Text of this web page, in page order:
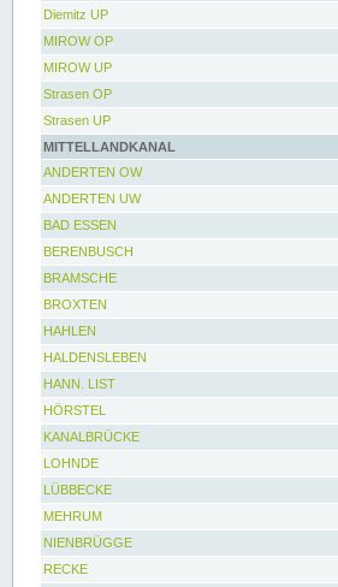
Diemitz UP
MIROW OP
MIROW UP
Strasen OP
Strasen UP
MITTELLANDKANAL
ANDERTEN OW
ANDERTEN UW
BAD ESSEN
BERENBUSCH
BRAMSCHE
BROXTEN
HAHLEN
HALDENSLEBEN
HANN. LIST
HÖRSTEL
KANALBRÜCKE
LOHNDE
LÜBBECKE
MEHRUM
NIENBRÜGGE
RECKE